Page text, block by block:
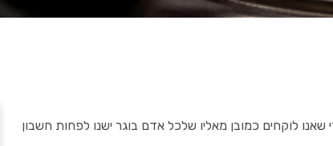
לוקחים כמובן מאליו שלכל אדם בוגר ישנו לפחות חשבון